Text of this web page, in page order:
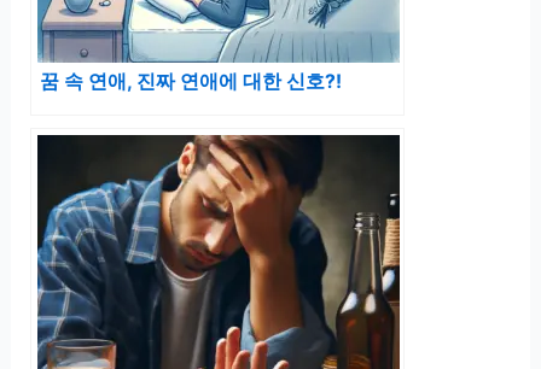
꿈 속 연애, 진짜 연애에 대한 신호?!